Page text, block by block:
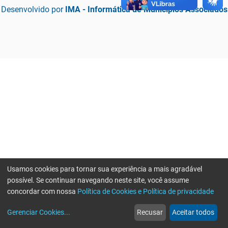
Desenvolvido por IMA - Informática de Municípios Associados
web
Notícias
more_horiz
Mais
Usamos cookies para tornar sua experiência a mais agradável
possível. Se continuar navegando neste site, você assume
concordar com nossa Política de Cookies e Política de privacidade
Gerenciar Cookies... Recusar Aceitar todos
Erro ao enviar informações, por favor tente novamente